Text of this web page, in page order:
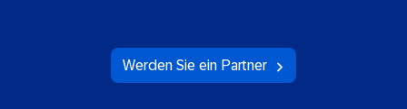
Werden Sie ein Partner